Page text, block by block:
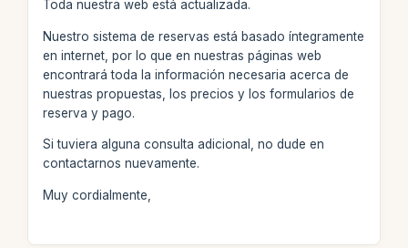
Toda nuestra web está actualizada.
Nuestro sistema de reservas está basado íntegramente
en internet, por lo que en nuestras páginas web
encontrará toda la información necesaria acerca de
nuestras propuestas, los precios y los formularios de
reserva y pago.
Si tuviera alguna consulta adicional, no dude en
contactarnos nuevamente.
Muy cordialmente,